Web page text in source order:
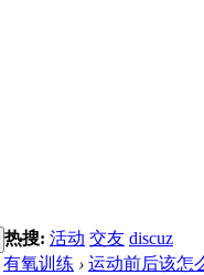
热搜: 活动 交友 discuz
有氧训练 › 运动前后该怎